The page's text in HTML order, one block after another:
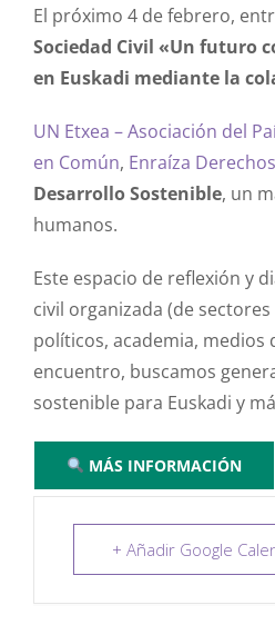
El próximo 4 de febrero,
Sociedad Civil «Un futuro
en Euskadi mediante la
UN Etxea – Asociación del
en Común, Enraíza Derechos
Desarrollo Sostenible, un
humanos.
Este espacio de reflexión y
civil organizada (de
políticos, academia, medios
encuentro, buscamos
sostenible para Euskadi y
MÁS INFORMACIÓN
+ Añadir Google